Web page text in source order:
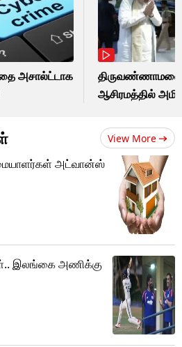
அசால்ட்டாக
ஆசிரமத்தில்
View More
அட்வான்ஸ்
இலங்கை அணிக்கு